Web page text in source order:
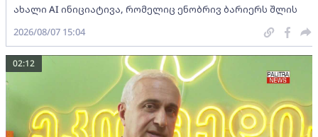
ახალი AI ინიციატივა, რომელიც ენობრივ ბარიერს შლის
2026/08/07 15:04
02:12